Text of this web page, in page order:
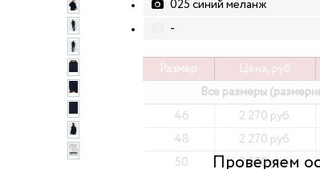
025 синий меланж
-
Размер Цена, руб
Все размеры
46 2 270 руб.
48 2 270 руб.
50 2 270 руб.